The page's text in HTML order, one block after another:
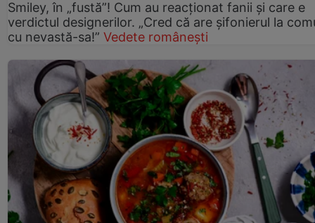
Smiley, în „fustă”! Cum au reacționat fanii și care e
verdictul designerilor. „Cred că are șifonierul la
cu nevastă-sa!” Vedete românești